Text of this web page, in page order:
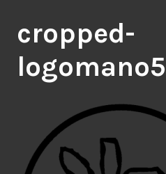
Estudio Miriam
cropped-